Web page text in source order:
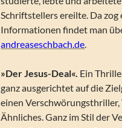
Schriftstellers ereilte. Da
Informationen findet man
andreaseschbach.de.
»Der Jesus-Deal«. Ein
ganz ausgerichtet auf die
einen
Ähnliches. Ganz im Stil der